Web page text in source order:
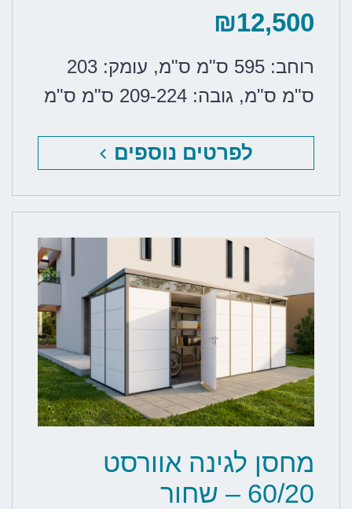
₪12,500
רוחב: 595 ס"מ ס"מ ,
עומק: 203
ס"מ ס"מ, גובה: 209-224 ס"מ ס"מ
לפרטים נוספים
מחסן לגינה אוורסט
60/20 – שחור